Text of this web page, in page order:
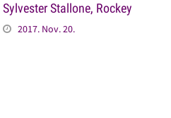
Sylvester Stallone, Rockey
2017. Nov. 20.